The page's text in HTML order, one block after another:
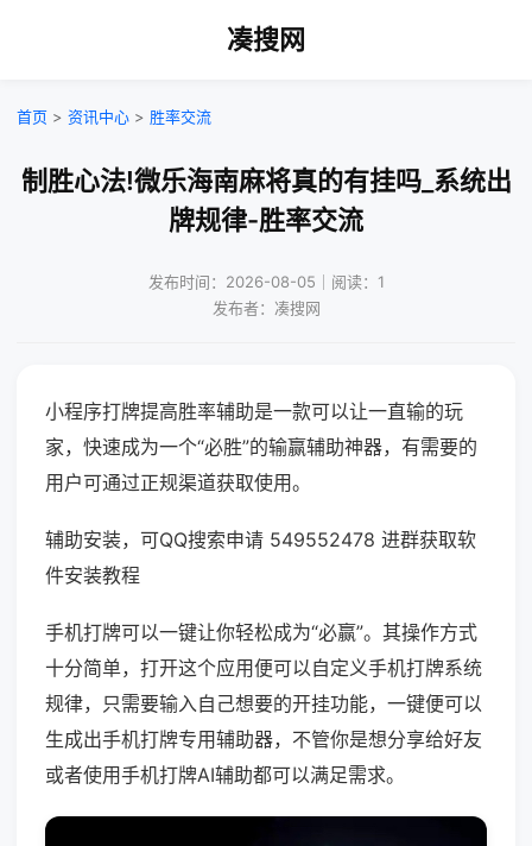
凑搜网
首页 > 资讯中心 > 胜率交流
制胜心法!微乐海南麻将真的有挂吗_系统出
牌规律-胜率交流
发布时间：2026-08-05｜阅读：1
发布者：凑搜网
小程序打牌提高胜率辅助是一款可以让一直输的玩
家，快速成为一个“必胜”的输赢辅助神器，有需要的
用户可通过正规渠道获取使用。
辅助安装，可QQ搜索申请 549552478 进群获取软
件安装教程
手机打牌可以一键让你轻松成为“必赢”。其操作方式
十分简单，打开这个应用便可以自定义手机打牌系统
规律，只需要输入自己想要的开挂功能，一键便可以
生成出手机打牌专用辅助器，不管你是想分享给好友
或者使用手机打牌AI辅助都可以满足需求。